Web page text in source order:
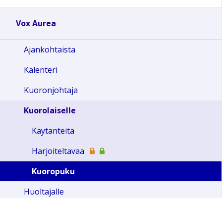
Vox Aurea
Ajankohtaista
Kalenteri
Kuoronjohtaja
Kuorolaiselle
Käytänteitä
Harjoiteltavaa
Kuoropuku
Huoltajalle